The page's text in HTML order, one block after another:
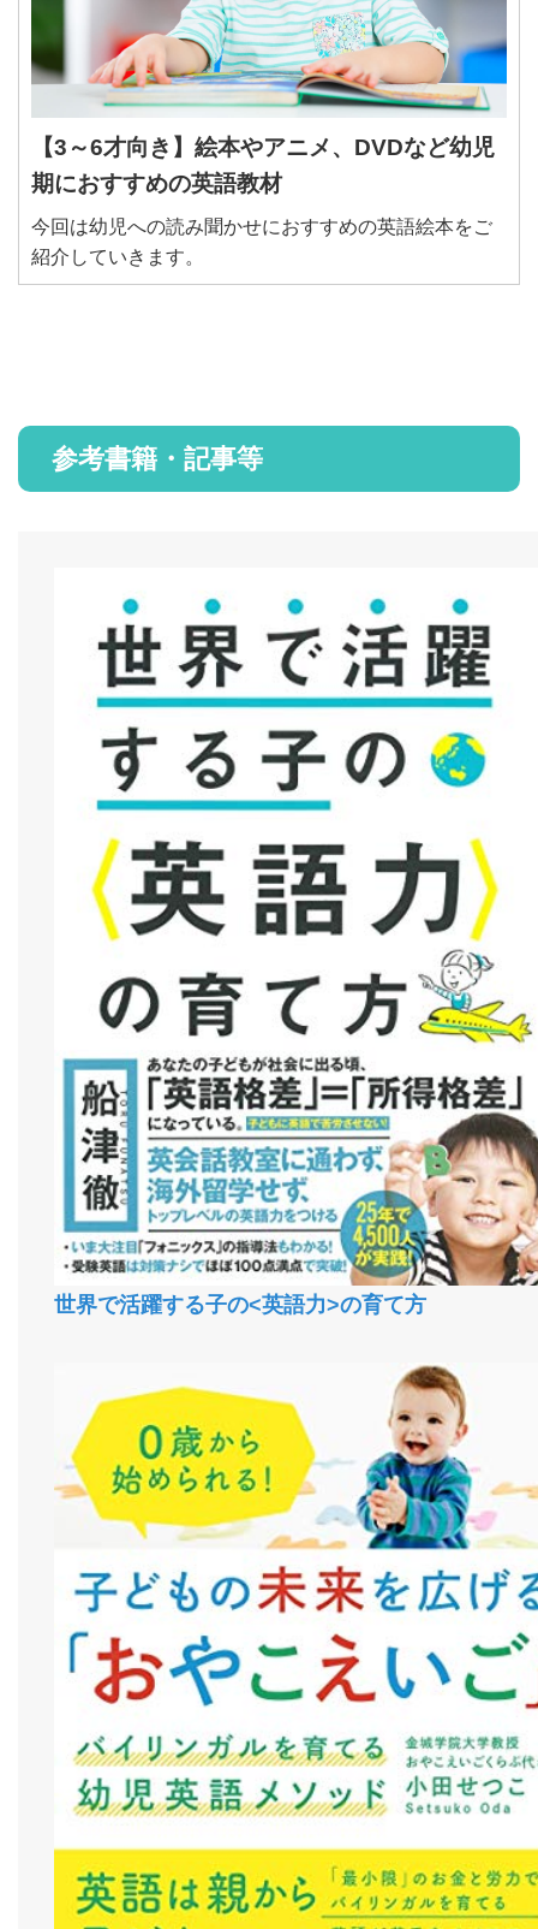
【3～6才向き】絵本やアニメ、DVDなど幼児
期におすすめの英語教材
今回は幼児への読み聞かせにおすすめの英語絵本をご
紹介していきます。
参考書籍・記事等
世界で活躍する子の<英語力>の育て方